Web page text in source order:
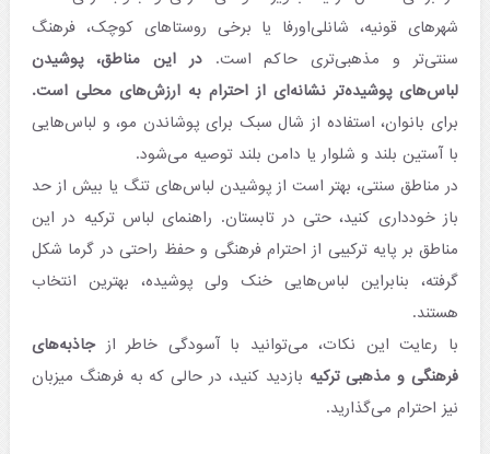
شهرهای قونیه، شانلی‌اورفا یا برخی روستاهای کوچک، فرهنگ
سنتی‌تر و مذهبی‌تری حاکم است.در این مناطق، پوشیدن
لباس‌های پوشیده‌تر نشانه‌ای از احترام به ارزش‌های محلی است.
برای بانوان، استفاده از شال سبک برای پوشاندن مو، و لباس‌هایی
با آستین بلند و شلوار یا دامن بلند توصیه می‌شود.
در مناطق سنتی، بهتر است از پوشیدن لباس‌های تنگ یا بیش از حد
باز خودداری کنید، حتی در تابستان. راهنمای لباس ترکیه در این
مناطق بر پایه ترکیبی از احترام فرهنگی و حفظ راحتی در گرما شکل
گرفته، بنابراین لباس‌هایی خنک ولی پوشیده، بهترین انتخاب
هستند.
با رعایت این نکات، می‌توانید با آسودگی خاطر ازجاذبه‌های
فرهنگی و مذهبی ترکیه بازدید کنید، در حالی که به فرهنگ میزبان
نیز احترام می‌گذارید.